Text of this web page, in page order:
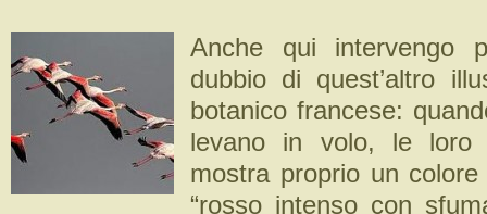
Anche qui intervengo
dubbio di quest’altro
botanico francese:
levano in volo, le loro
mostra proprio un
“rosso intenso con